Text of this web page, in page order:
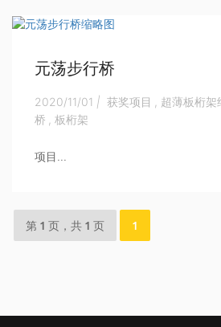
元荡步行桥
2020/11/01 | 获奖项目 超薄板桁架
桥
板桁架
项目...
第 1 页，共 1 页 1